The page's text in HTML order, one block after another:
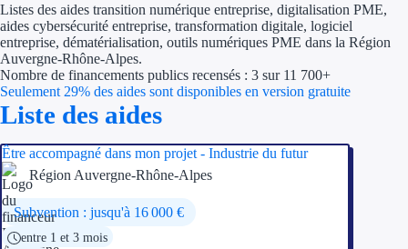
Création
Cession
Aides
Listes des aides transition numérique entreprise, digitalisation PME,
aides cybersécurité entreprise, transformation digitale, logiciel
entreprise, dématérialisation, outils numériques PME dans la Région
Auvergne-Rhône-Alpes.
Nombre de financements publics recensés : 3 sur 11 700+
Seulement 29% des aides sont disponibles en version gratuite
Liste des aides
Être accompagné dans mon projet - Industrie du futur
Région Auvergne-Rhône-Alpes
Subvention : jusqu'à 16 000 €
entre 1 et 3 mois